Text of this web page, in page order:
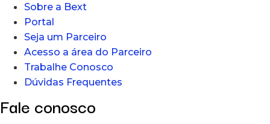
Sobre a Bext
Portal
Seja um Parceiro
Acesso a área do Parceiro
Trabalhe Conosco
Dúvidas Frequentes
Fale conosco